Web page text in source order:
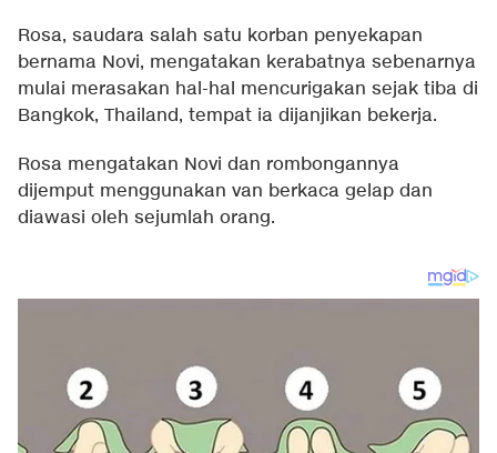
Rosa, saudara salah satu korban penyekapan
bernama Novi, mengatakan kerabatnya sebenarnya
mulai merasakan hal-hal mencurigakan sejak tiba di
Bangkok, Thailand, tempat ia dijanjikan bekerja.
Rosa mengatakan Novi dan rombongannya
dijemput menggunakan van berkaca gelap dan
diawasi oleh sejumlah orang.